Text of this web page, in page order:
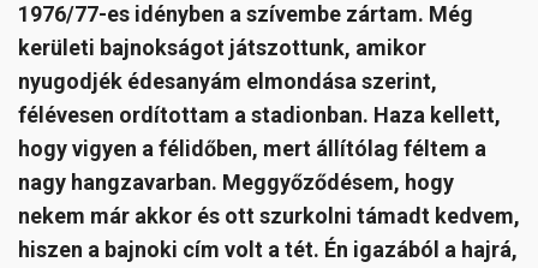
1976/77-es idényben a szívembe zártam. Még
kerületi bajnokságot játszottunk, amikor
nyugodjék édesanyám elmondása szerint,
félévesen ordítottam a stadionban. Haza kellett,
hogy vigyen a félidőben, mert állítólag féltem a
nagy hangzavarban. Meggyőződésem, hogy
nekem már akkor és ott szurkolni támadt kedvem,
hiszen a bajnoki cím volt a tét. Én igazából a hajrá,